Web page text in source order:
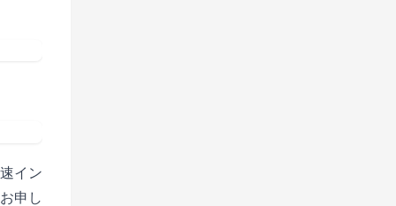
イン
申し